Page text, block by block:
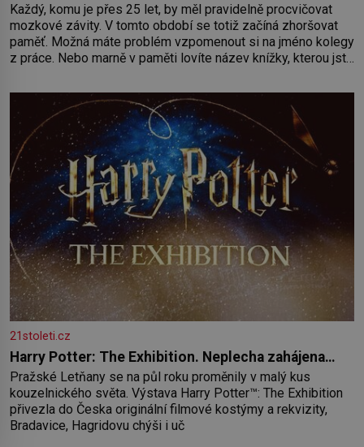
Každý, komu je přes 25 let, by měl pravidelně procvičovat
mozkové závity. V tomto období se totiž začíná zhoršovat
paměť. Možná máte problém vzpomenout si na jméno kolegy
z práce. Nebo marně v paměti lovíte název knížky, kterou jste
paměť rozhodla stávkovat. Cvičte
21stoleti.cz
Harry Potter: The Exhibition. Neplecha zahájena…
Pražské Letňany se na půl roku proměnily v malý kus
kouzelnického světa. Výstava Harry Potter™: The Exhibition
přivezla do Česka originální filmové kostýmy a rekvizity,
Bradavice, Hagridovu chýši i uč